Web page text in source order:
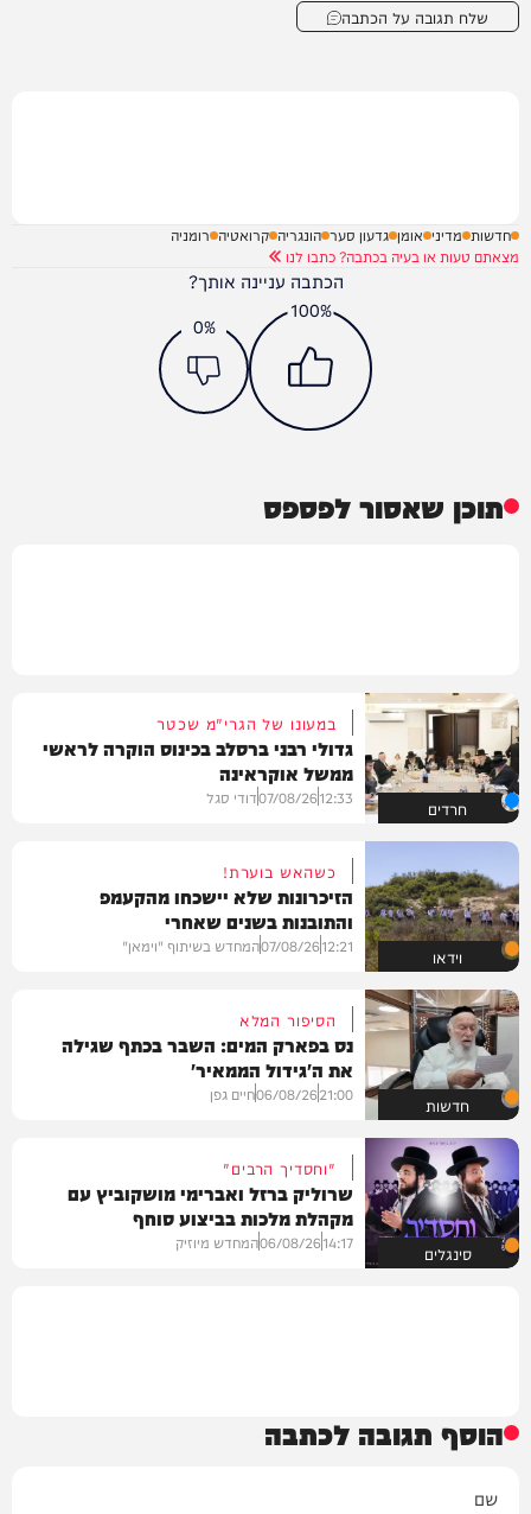
שלח תגובה על הכתבה
חדשות מדיני אומן גדעון סער הונגריה קרואטיה רומניה
מצאתם טעות או בעיה בכתבה? כתבו לנו
הכתבה עניינה אותך?
100%
0%
תוכן שאסור לפספס
חרדים
במעונו של הגרי"מ שכטר
גדולי רבני ברסלב בכינוס הוקרה לראשי
ממשל אוקראינה
12:33
07/08/26דודי סגל
וידאו
כשהאש בוערת!
הזיכרונות שלא יישכחו מהקעמפ
והתובנות בשנים שאחרי
12:21
07/08/26המחדש בשיתוף "וימאן"
חדשות
הסיפור המלא
נס בפארק המים: השבר בכתף שגילה
את ה'גידול הממאיר'
21:00
06/08/26חיים גפן
סינגלים
"וחסדיך הרבים"
שרוליק ברזל ואברימי מושקוביץ עם
מקהלת מלכות בביצוע סוחף
14:17
06/08/26המחדש מיוזיק
הוסף תגובה לכתבה